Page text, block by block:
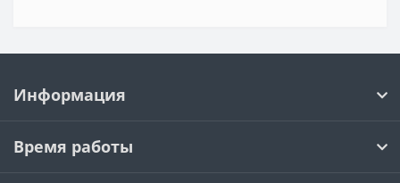
Информация
Время работы